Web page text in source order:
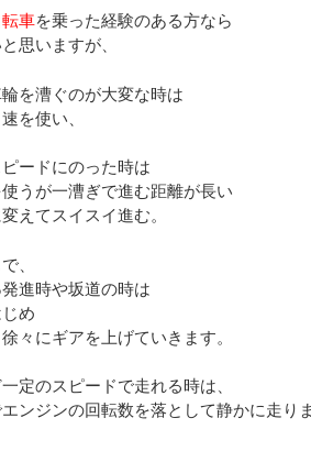
車を乗った経験のある方なら
思いますが、
を漕ぐのが大変な時は
を使い、
ードにのった時は
うが一漕ぎで進む距離が長い
えてスイスイ進む。
、
発進時や坂道の時は
め
々にギアを上げていきます。
定のスピードで走れる時は、
エンジンの回転数を落として静かに走り